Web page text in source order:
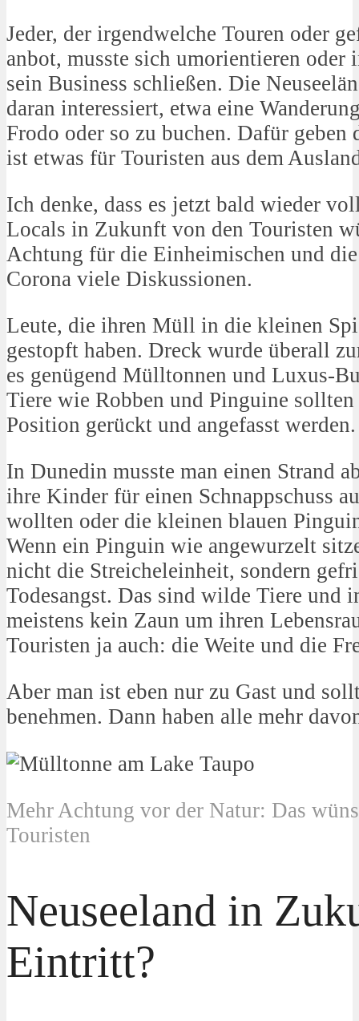
Jeder, der irgendwelche Touren oder
anbot, musste sich umorientieren oder
sein Business schließen. Die
daran interessiert, etwa eine
Frodo oder so zu buchen. Dafür geben
ist etwas für Touristen aus dem
Ich denke, dass es jetzt bald wieder
Locals in Zukunft von den Touristen
Achtung für die Einheimischen und
Corona viele Diskussionen.
Leute, die ihren Müll in die kleinen
gestopft haben. Dreck wurde überall
es genügend Mülltonnen und Luxus-
Tiere wie Robben und Pinguine
Position gerückt und angefasst
In Dunedin musste man einen Strand
ihre Kinder für einen Schnappschuss
wollten oder die kleinen blauen
Wenn ein Pinguin wie angewurzelt
nicht die Streicheleinheit, sondern
Todesangst. Das sind wilde Tiere und
meistens kein Zaun um ihren
Touristen ja auch: die Weite und die
Aber man ist eben nur zu Gast und
benehmen. Dann haben alle mehr
Mehr Achtung vor der Natur: Das
Touristen
Neuseeland in
Eintritt?